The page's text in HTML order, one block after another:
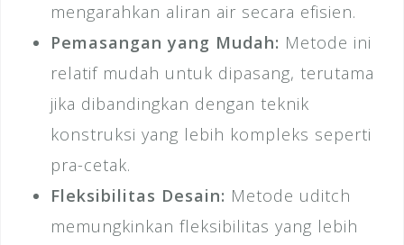
mengarahkan aliran air secara efisien.
Pemasangan yang Mudah: Metode ini
relatif mudah untuk dipasang, terutama
jika dibandingkan dengan teknik
konstruksi yang lebih kompleks seperti
pra-cetak.
Fleksibilitas Desain: Metode uditch
memungkinkan fleksibilitas yang lebih